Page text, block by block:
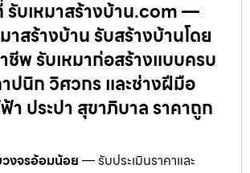
รับเหมาสร้างบ้าน.com —
าสร้างบ้าน รับสร้างบ้านโดย
พ รับเหมาก่อสร้างแบบครบ
ปนิก วิศวกร และช่างฝีมือ
า ประปา สุขาภิบาล ราคาถูก
งจรอ้อมน้อย— รับประเมินราคาและ